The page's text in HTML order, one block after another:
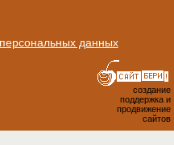
данных
создание
поддержка и
продвижение
сайтов